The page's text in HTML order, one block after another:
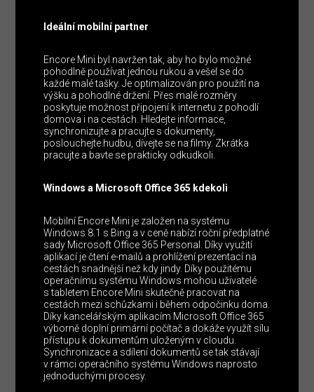
Ideální mobilní partner
Encore Mini byl navržen tak, aby ho bylo možné
pohodlně používat jednou rukou a vešel se do
každé malé tašky. Je optimalizován pro použití na
výšku a pohodlné držení. Přes malé rozměry
poskytuje možnost připojení k internetu z pohodlí
domova i na cestách. Hledejte informace,
synchronizujte a pracujte s dokumenty,
poslouchejte hudbu, dívejte se na filmy. Zkrátka
pracujte a bavte se prakticky odkudkoli.
Windows a Microsoft Office 365 kdekoli
Mobilní Encore Mini je založen na systému
Windows 8.1 s Bing a v ceně nabízí roční předplatné
sady Microsoft Office 365 Personal. Díky využití
aplikací je čtení e-mailů a prohlížení prezentací na
cestách snadnější než kdy jindy. Díky použitému
operačnímu systému Windows mohou uživatelé
s tabletem Encore Mini skutečně pracovat na
cestách mezi schůzkami i během odpočinku doma.
Díky kancelářským aplikacím Microsoft Office 365
výborně doplní primární počítač a dokáže využít sílu
přístupu k dokumentům uloženým v cloudu.
Synchronizace a sdílení dokumentů se tak stávají
v rámci operačního systému Windows naprosto
jednoduchými procesy.